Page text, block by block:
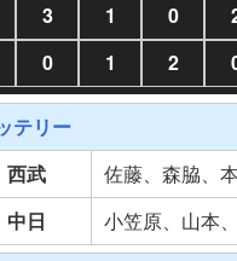
3 1 0
0 1 2
テリー
西武
佐藤、森脇、
中日
小笠原、山本